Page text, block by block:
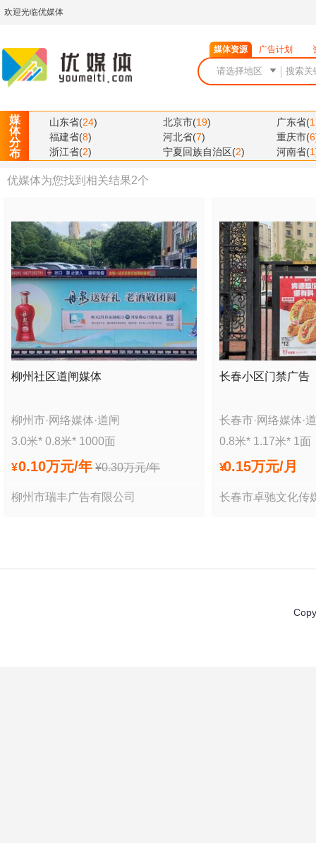
欢迎光临优媒体
媒体资源 广告计划
媒
体
分
布
山东省(24) 北京市(19) 广东省(
福建省(8) 河北省(7) 重庆市(6
浙江省(2) 宁夏回族自治区(2) 河南省(1
优媒体为您找到相关结果2个
柳州社区道闸媒体
柳州市·网络媒体·道闸
3.0米* 0.8米* 1000面
¥0.10万元/年 ¥0.30万元/年
柳州市瑞丰广告有限公司
长春小区门禁广告
长春市·网络媒体·
0.8米* 1.17米* 1 面
¥0.15万元/月
长春市卓驰文化传